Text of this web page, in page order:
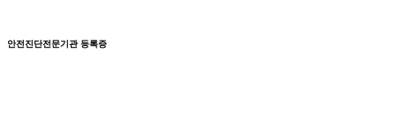
안전진단전문기관 등록증